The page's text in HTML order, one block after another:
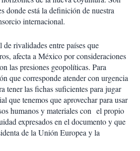
donde está la definición de nuestra
internacional.
rivalidades entre países que
afecta a México por consideraciones
las presiones geopolíticas. Para
que corresponde atender con urgencia
tener las fichas suficientes para jugar
que tenemos que aprovechar para usar
humanos y materiales con el propio
expresados en el documento y que
de la Unión Europea y la